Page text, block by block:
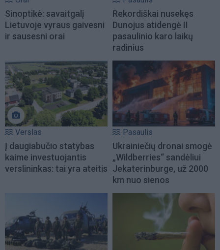
Sinoptikė: savaitgalį
Lietuvoje vyraus gaivesni
ir sausesni orai
Rekordiškai nusekęs
Dunojus atidengė II
pasaulinio karo laikų
radinius
Verslas
Į daugiabučio statybas
kaime investuojantis
verslininkas: tai yra ateitis
Pasaulis
Ukrainiečių dronai smogė
„Wildberries“ sandėliui
Jekaterinburge, už 2000
km nuo sienos